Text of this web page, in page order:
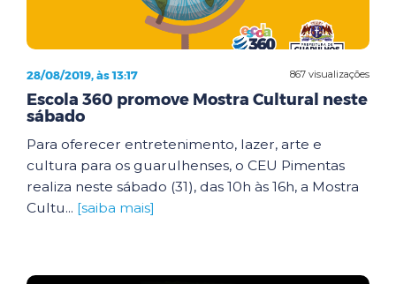
867 visualizações
28/08/2019, às 13:17
Escola 360 promove Mostra Cultural neste
sábado
Para oferecer entretenimento, lazer, arte e
cultura para os guarulhenses, o CEU Pimentas
realiza neste sábado (31), das 10h às 16h, a Mostra
Cultu... [saiba mais]